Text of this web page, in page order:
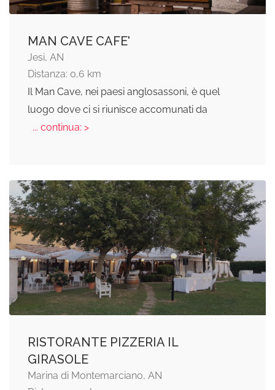
MAN CAVE CAFE'
Jesi, AN
Distanza: 0,6 km
Il Man Cave, nei paesi anglosassoni, è quel
luogo dove ci si riunisce accomunati da
... continua: >
RISTORANTE PIZZERIA IL
GIRASOLE
Marina di Montemarciano, AN